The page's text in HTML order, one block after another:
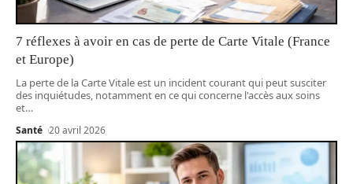
7 réflexes à avoir en cas de perte de Carte Vitale (France
et Europe)
La perte de la Carte Vitale est un incident courant qui peut susciter
des inquiétudes, notamment en ce qui concerne l'accès aux soins
et…
Santé 20 avril 2026